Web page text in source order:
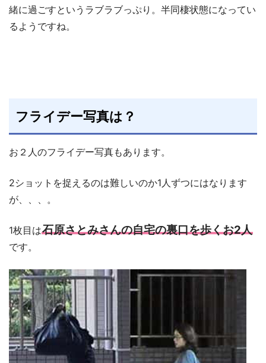
緒に過ごすというラブラブっぷり。半同棲状態になってい
るようですね。
フライデー写真は？
お２人のフライデー写真もあります。
2ショットを捉えるのは難しいのか1人ずつにはなります
が、、、。
1枚目は石原さとみさんの自宅の裏口を歩くお2人
です。